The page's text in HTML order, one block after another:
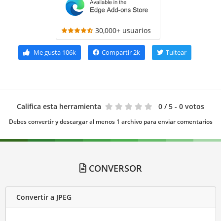
30,000+ usuarios
Me gusta106k Compartir 2k Tuitear
Califica esta herramienta 0 / 5 - 0 votos
Debes convertir y descargar al menos 1 archivo para enviar comentarios
CONVERSOR
Convertir a JPEG